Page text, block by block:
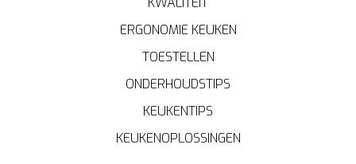
ERGONOMIE KEUKEN
TOESTELLEN
ONDERHOUDSTIPS
KEUKENTIPS
KEUKENOPLOSSINGEN